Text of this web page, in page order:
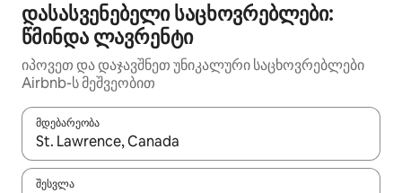
დასასვენებელი საცხოვრებლები:
წმინდა ლავრენტი
იპოვეთ და დაჯავშნეთ უნიკალური საცხოვრებლები
Airbnb-ს მეშვეობით
მდებარეობა
როცა შედეგები ხელმისაწვდომი გახდება, ნავიგაციისთვის
შესვლა